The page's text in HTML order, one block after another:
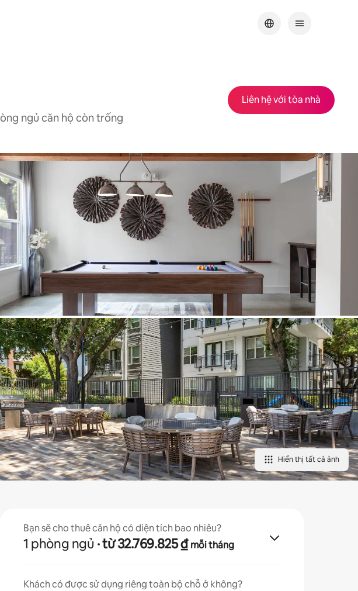
ngủ căn hộ còn trống
Liên hệ với tòa nhà
Hiển thị tất cả ảnh
Bạn sẽ cho thuê căn hộ có diện tích bao nhiêu?
1 phòng ngủ · từ 32.769.825 ₫mỗi tháng
Khách có được sử dụng riêng toàn bộ chỗ ở không?